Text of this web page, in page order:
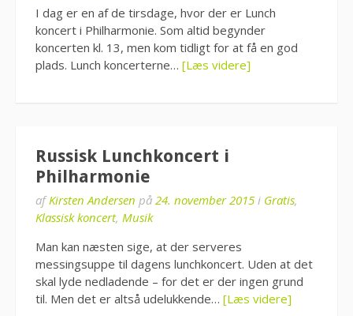
I dag er en af de tirsdage, hvor der er Lunch
koncert i Philharmonie. Som altid begynder
koncerten kl. 13, men kom tidligt for at få en god
plads. Lunch koncerterne… [Læs videre]
Russisk Lunchkoncert i
Philharmonie
afKirsten Andersen på 24. november 2015 i Gratis,
Klassisk koncert, Musik
Man kan næsten sige, at der serveres
messingsuppe til dagens lunchkoncert. Uden at det
skal lyde nedladende – for det er der ingen grund
til. Men det er altså udelukkende… [Læs videre]